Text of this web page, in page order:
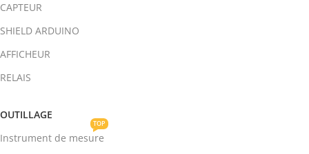
CAPTEUR
SHIELD ARDUINO
AFFICHEUR
RELAIS
OUTILLAGE
Instrument de mesure
TOP